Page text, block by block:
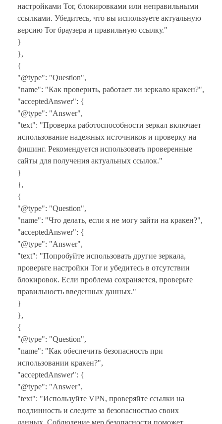
настройками Tor, блокировками или неправильными
ссылками. Убедитесь, что вы используете актуальную
версию Tor браузера и правильную ссылку."
}
},
{
"@type": "Question",
"name": "Как проверить, работает ли зеркало кракен?",
"acceptedAnswer": {
"@type": "Answer",
"text": "Проверка работоспособности зеркал включает
использование надежных источников и проверку на
фишинг. Рекомендуется использовать проверенные
сайты для получения актуальных ссылок."
}
},
{
"@type": "Question",
"name": "Что делать, если я не могу зайти на кракен?",
"acceptedAnswer": {
"@type": "Answer",
"text": "Попробуйте использовать другие зеркала,
проверьте настройки Tor и убедитесь в отсутствии
блокировок. Если проблема сохраняется, проверьте
правильность введенных данных."
}
},
{
"@type": "Question",
"name": "Как обеспечить безопасность при
использовании кракен?",
"acceptedAnswer": {
"@type": "Answer",
"text": "Используйте VPN, проверяйте ссылки на
подлинность и следите за безопасностью своих
данных. Соблюдение мер безопасности поможет